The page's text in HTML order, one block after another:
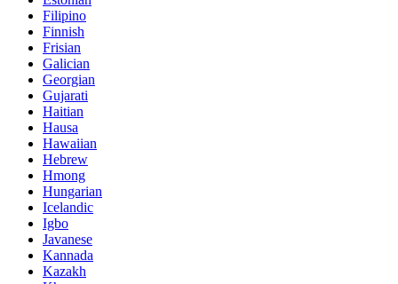
Filipino
Finnish
Frisian
Galician
Georgian
Gujarati
Haitian
Hausa
Hawaiian
Hebrew
Hmong
Hungarian
Icelandic
Igbo
Javanese
Kannada
Kazakh